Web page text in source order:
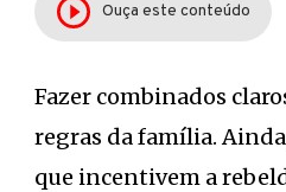
Ouça este conteúdo
Fazer combinados
regras da família.
que incentivem a